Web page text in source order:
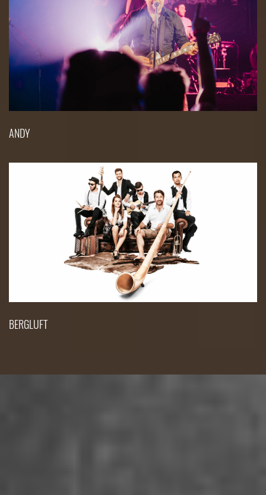
ANDY
BERGLUFT